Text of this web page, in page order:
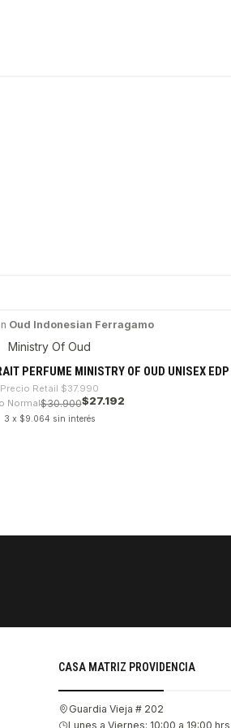
Oud Indonesian Ferragamo
Ministry Of Oud
PERFUME MINISTRY OF OUD UNISEX
Precio Retail $37.990
Normal$30.900$27.192
3 x $9.064 sin interés
CASA MATRIZ PROVIDENCIA
Guardia Vieja # 202
Lunes a Viernes: 10:00 a 19:00